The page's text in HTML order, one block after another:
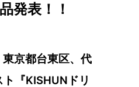
発表！！
京都台東区、代
『KISHUNドリ